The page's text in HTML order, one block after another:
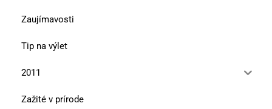
Zaujímavosti
Tip na výlet
2011
Zažité v prírode